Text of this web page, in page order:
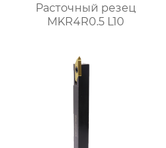
Расточный резец
MKR4R0.5 L10